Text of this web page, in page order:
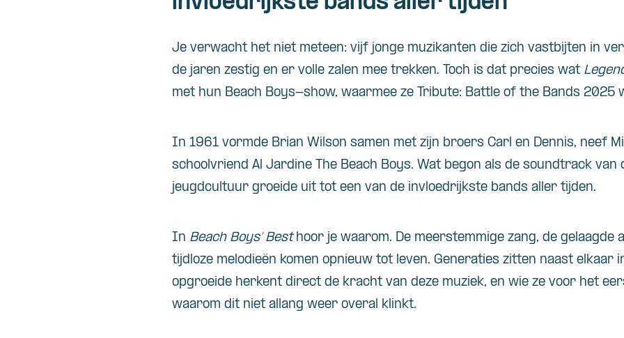
Je verwacht het niet meteen: vijf jonge muzikanten die zich vastbijten in
de jaren zestig en er volle zalen mee trekken. Toch is dat precies wat
met hun Beach Boys-show, waarmee ze Tribute: Battle of the Bands 2025
In 1961 vormde Brian Wilson samen met zijn broers Carl en Dennis, neef
schoolvriend Al Jardine The Beach Boys. Wat begon als de soundtrack van
jeugdcultuur groeide uit tot een van de invloedrijkste bands aller tijden.
In Beach Boys’ Besthoor je waarom. De meerstemmige zang, de gelaagde
tijdloze melodieën komen opnieuw tot leven. Generaties zitten naast elkaar
opgroeide herkent direct de kracht van deze muziek, en wie ze voor het
waarom dit niet allang weer overal klinkt.